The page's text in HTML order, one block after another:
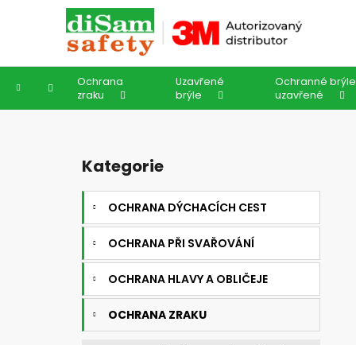
Domů
Ochrana
zraku
Uzavřené
brýle
Ochranné brýle
uzavřené
Přeskočit
kategorie
Kategorie
OCHRANA DÝCHACÍCH CEST
OCHRANA PŘI SVAŘOVÁNÍ
OCHRANA HLAVY A OBLIČEJE
OCHRANA ZRAKU
í
Zpět
do
obchodu
Zpět
do
obchodu